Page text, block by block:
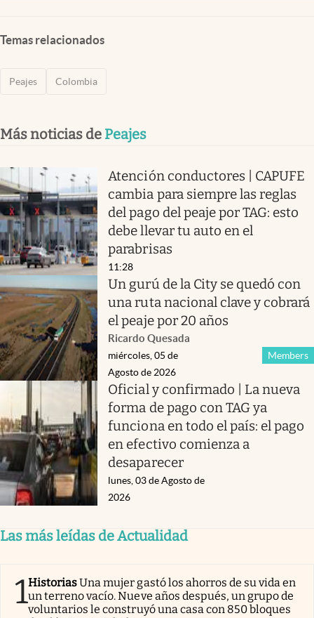
Temas relacionados
Peajes Colombia
Más noticias de Peajes
Atención conductores | CAPUFE
cambia para siempre las reglas
del pago del peaje por TAG: esto
debe llevar tu auto en el
parabrisas
11:28
Un gurú de la City se quedó con
una ruta nacional clave y cobrará
el peaje por 20 años
Ricardo Quesada
Members
miércoles, 05 de
Agosto de 2026
Oficial y confirmado | La nueva
forma de pago con TAG ya
funciona en todo el país: el pago
en efectivo comienza a
desaparecer
lunes, 03 de Agosto de
2026
Las más leídas de Actualidad
1HistoriasUna mujer gastó los ahorros de su vida en
un terreno vacío. Nueve años después, un grupo de
voluntarios le construyó una casa con 850 bloques